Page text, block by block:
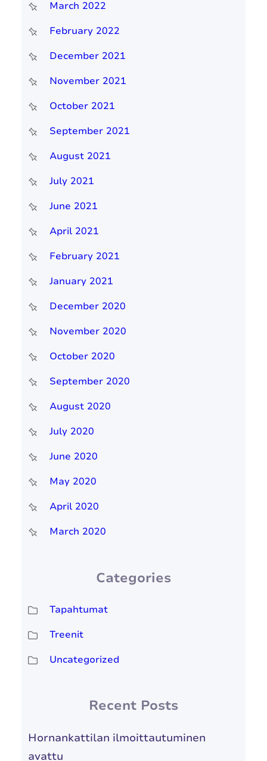
March 2022
February 2022
December 2021
November 2021
October 2021
September 2021
August 2021
July 2021
June 2021
April 2021
February 2021
January 2021
December 2020
November 2020
October 2020
September 2020
August 2020
July 2020
June 2020
May 2020
April 2020
March 2020
Categories
Tapahtumat
Treenit
Uncategorized
Recent Posts
Hornankattilan ilmoittautuminen
avattu